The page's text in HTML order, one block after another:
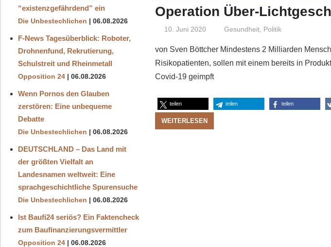
Operation Über-
10. Juni 2020 Niki Vogt
Gesundheit, Politik
von Sven Böttcher Mindestens 2 Milliarden
Risikopatienten, sollen mit einem bereits in
Covid-19 geimpft
teilen teilen teilen
WEITERLESEN
“existenzgefährdend” ein
Die Unbestechlichen 06.08.2026
F-News Tagesüberblick: Roboter,
Drohnenfund, Rekrutierung,
Schulstreit und Rheinmetall
Opposition 24 06.08.2026
Wenn Pornos den Glauben
zerstören: Eine unbequeme
Debatte
Die Unbestechlichen 06.08.2026
DEUTSCHLAND – Das Land mit
der größten Vielfalt an
Landesnamen weltweit: Eine
sprachgeschichtliche Spurensuche
Die Unbestechlichen 06.08.2026
Ist Baufi24 seriös? Ein Faktencheck
zum Baufinanzierungsvermittler
Opposition 24 06.08.2026